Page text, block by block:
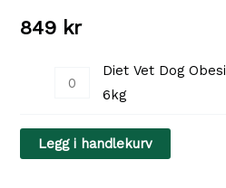
849 kr
Dog
Obesity/Diabetic
Diet Vet Dog
6kg
Legg i handlekurv